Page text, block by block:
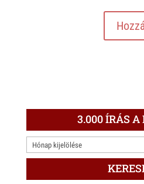
3.000 ÍRÁS A
3.000
ÍRÁS